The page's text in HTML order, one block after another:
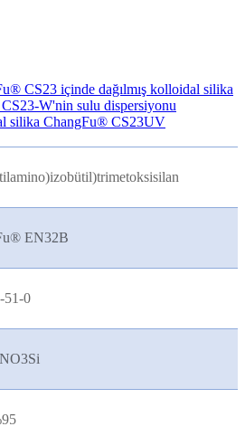
CS23 içinde dağılmış kolloidal silika
W'nin sulu dispersiyonu
silika ChangFu® CS23UV
EN32B
51-0